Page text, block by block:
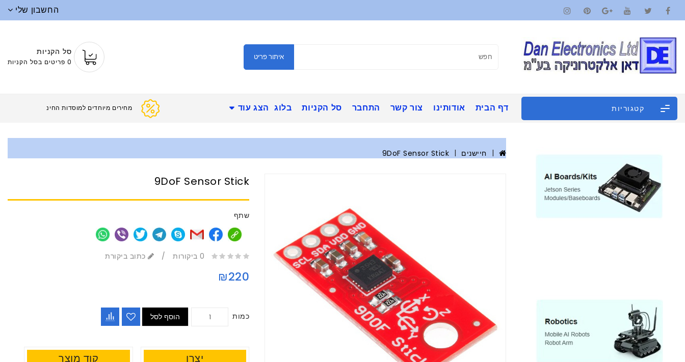
החשבון שלי
איתור פריט
סל הקניות
0 פריטים בסל הקניות
קטגוריות דף הבית אודותינו צור קשר התחבר סל הקניות בלוג הצג עוד מחירים מיוחדים למוסד
חיישנים 9DoF Sensor Stick
9DoF Sensor Stick
שתף
0 ביקורות / כתוב ביקורת
₪220
כמות הוסף לסל
יצרן קוד מוצר